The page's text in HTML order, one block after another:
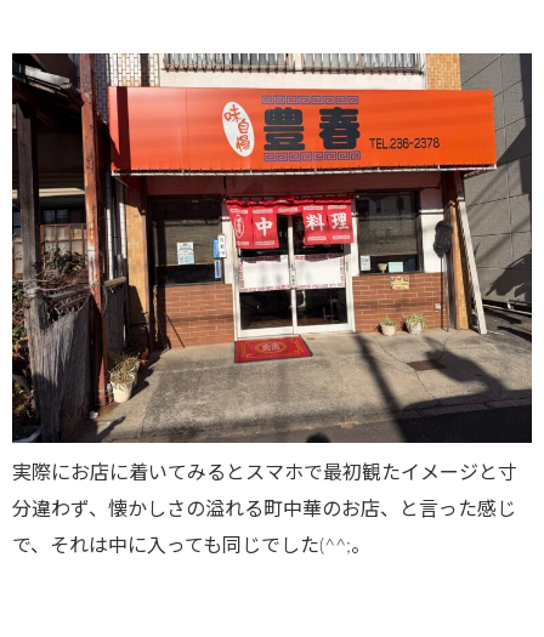
実際にお店に着いてみるとスマホで最初観たイメージと寸
分違わず、懐かしさの溢れる町中華のお店、と言った感じ
で、それは中に入っても同じでした(^^;。